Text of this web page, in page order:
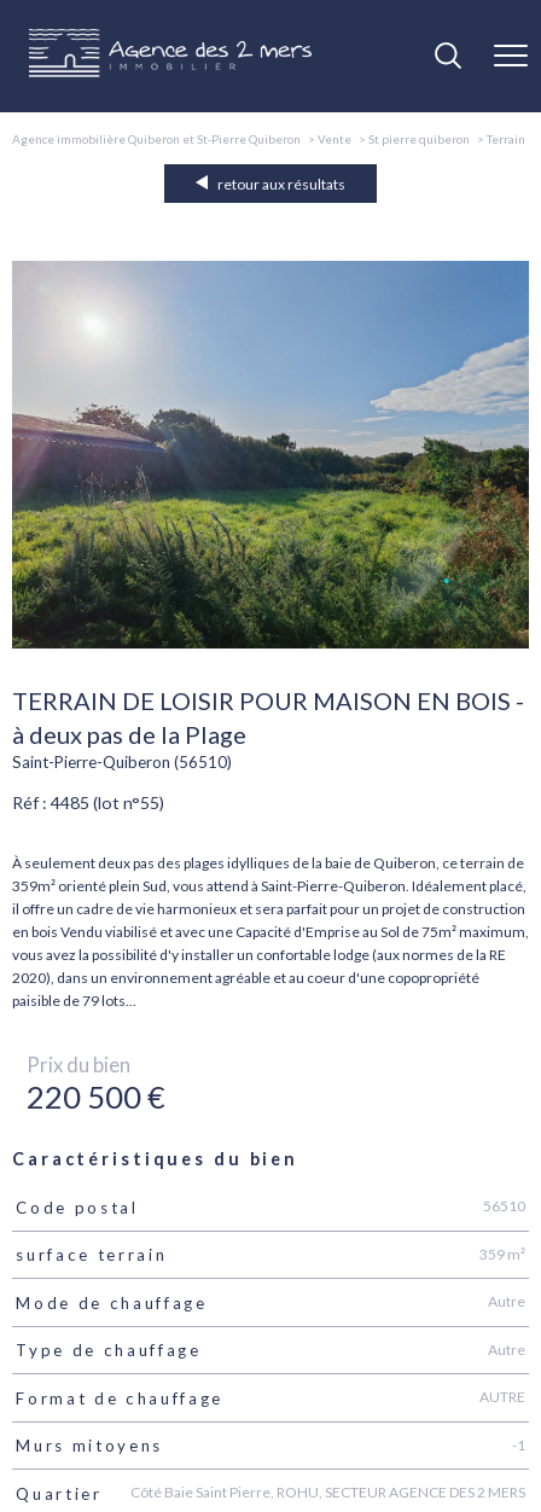
Agence immobilière Quiberon et St-Pierre Quiberon Vente St pierre quiberon Terrain
retour aux résultats
TERRAIN DE LOISIR POUR MAISON EN BOIS -
à deux pas de la Plage
Saint-Pierre-Quiberon (56510)
Réf : 4485 (lot n°55)
À seulement deux pas des plages idylliques de la baie de Quiberon, ce terrain de
359m² orienté plein Sud, vous attend à Saint-Pierre-Quiberon. Idéalement placé,
il offre un cadre de vie harmonieux et sera parfait pour un projet de construction
en bois Vendu viabilisé et avec une Capacité d'Emprise au Sol de 75m² maximum,
vous avez la possibilité d'y installer un confortable lodge (aux normes de la RE
2020), dans un environnement agréable et au coeur d'une copopropriété
Prix du bien
220 500 €
Caractéristiques du bien
Caractéristiques Valeurs
Code postal 56510
surface terrain 359 m²
Mode de chauffage Autre
Type de chauffage Autre
Format de chauffage AUTRE
Murs mitoyens -1
Quartier Côté Baie Saint Pierre, ROHU, SECTEUR AGENCE DES 2 MERS